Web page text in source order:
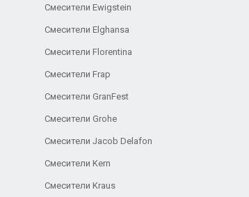
Cмесители Ewigstein
Смесители Elghansa
Смесители Florentina
Смесители Frap
Смесители GranFest
Смесители Grohe
Смесители Jacob Delafon
Смесители Kern
Смесители Kraus